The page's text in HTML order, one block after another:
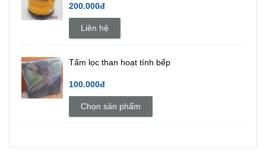
200.000đ
Liên hệ
Tấm lọc than hoạt tính bếp
100.000đ
Chọn sản phẩm